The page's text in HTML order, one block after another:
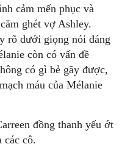
cảm mến phục và
ghét vợ Ashley.
rõ dưới giọng nói đáng
còn có vấn đề
có gì bẻ gãy được,
máu của Mélanie
đồng thanh yếu ớt
các cô.